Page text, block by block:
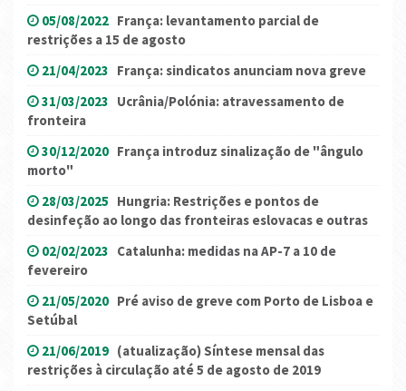
05/08/2022 França: levantamento parcial de
restrições a 15 de agosto
21/04/2023 França: sindicatos anunciam nova greve
31/03/2023 Ucrânia/Polónia: atravessamento de
fronteira
30/12/2020 França introduz sinalização de "ângulo
morto"
28/03/2025 Hungria: Restrições e pontos de
desinfeção ao longo das fronteiras eslovacas e outras
02/02/2023 Catalunha: medidas na AP-7 a 10 de
fevereiro
21/05/2020 Pré aviso de greve com Porto de Lisboa e
Setúbal
21/06/2019 (atualização) Síntese mensal das
restrições à circulação até 5 de agosto de 2019